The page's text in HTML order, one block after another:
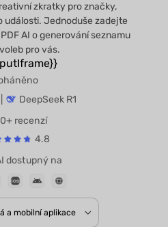
zkratky pro značky,
události. Jednoduše zadejte
AI o generování seznamu
pro vás.
Poháněno
5000+ recenzí
4.8
AI dostupný na